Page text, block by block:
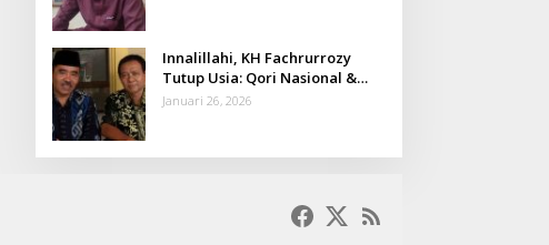
Innalillahi, KH Fachrurrozy
Tutup Usia: Qori Nasional &
Mantan Kadis Kemenag yang
Januari 26, 2026